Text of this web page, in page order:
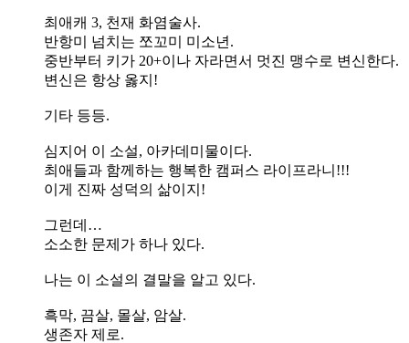
최애캐 3, 천재 화염술사.
반항미 넘치는 쪼꼬미 미소년.
중반부터 키가 20+이나 자라면서 멋진 맹수로 변신한다.
변신은 항상 옳지!
기타 등등.
심지어 이 소설, 아카데미물이다.
최애들과 함께하는 행복한 캠퍼스 라이프라니!!!
이게 진짜 성덕의 삶이지!
그런데…
소소한 문제가 하나 있다.
나는 이 소설의 결말을 알고 있다.
흑막, 끔살, 몰살, 암살.
생존자 제로.